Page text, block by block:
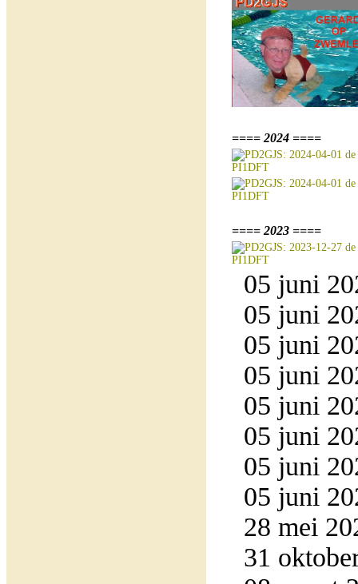
==== 2024 ====
==== 2023 ====
05 juni
05 juni
05 juni
05 juni
05 juni
05 juni
05 juni
05 juni
28 mei
31